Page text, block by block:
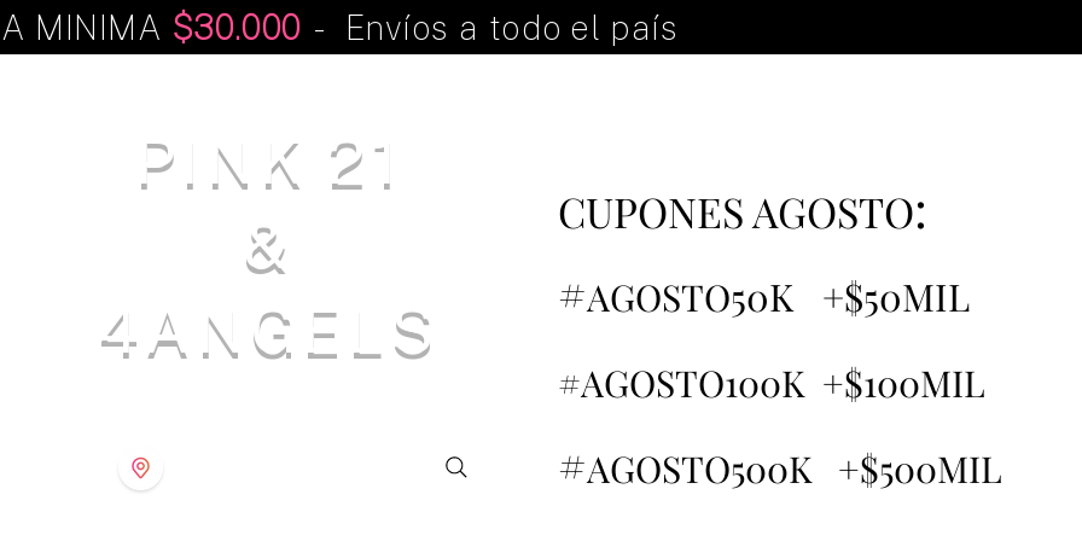
MINIMA $30.000 - Envíos a todo el país
PINK 21
&
4ANGELS
CUPONES AGOSTO:
#AGOSTO50K +$50MIL
#AGOSTO100K +$100MIL
#AGOSTO500K +$500MIL